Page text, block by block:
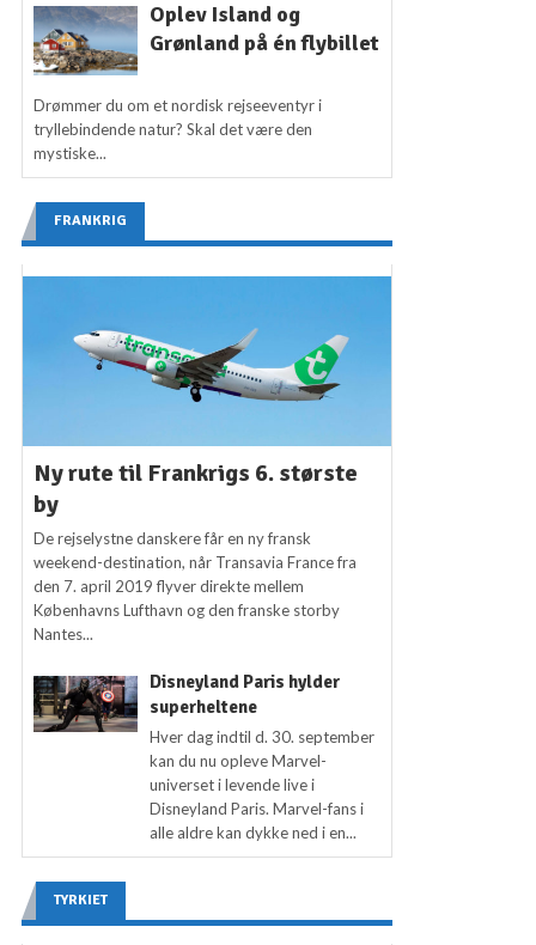
Oplev Island og
Grønland på én flybillet
Drømmer du om et nordisk rejseeventyr i
tryllebindende natur? Skal det være den
mystiske...
FRANKRIG
Ny rute til Frankrigs 6. største
by
De rejselystne danskere får en ny fransk
weekend-destination, når Transavia France fra
den 7. april 2019 flyver direkte mellem
Københavns Lufthavn og den franske storby
Nantes...
Disneyland Paris hylder
superheltene
Hver dag indtil d. 30. september
kan du nu opleve Marvel-
universet i levende live i
Disneyland Paris. Marvel-fans i
alle aldre kan dykke ned i en...
TYRKIET